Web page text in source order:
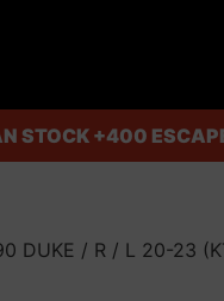
STOCK +400
DUKE / R / L 20-23